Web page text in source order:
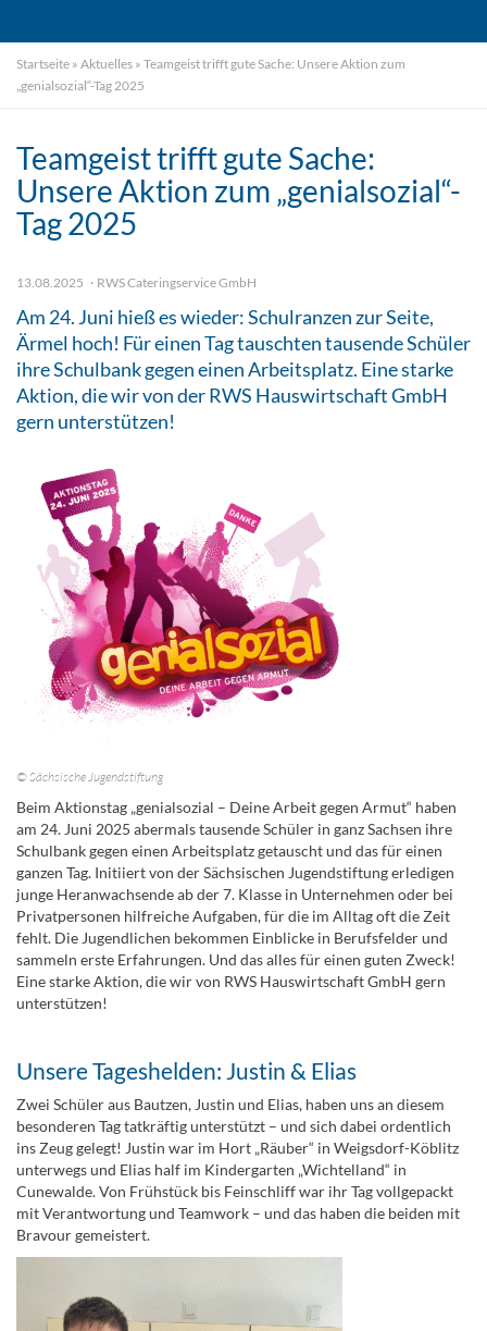
Startseite » Aktuelles » Teamgeist trifft gute Sache: Unsere Aktion zum
„genialsozial“-Tag 2025
Teamgeist trifft gute Sache:
Unsere Aktion zum „genialsozial“-
Tag 2025
13.08.2025 RWS Cateringservice GmbH
Am 24. Juni hieß es wieder: Schulranzen zur Seite,
Ärmel hoch! Für einen Tag tauschten tausende Schüler
ihre Schulbank gegen einen Arbeitsplatz. Eine starke
Aktion, die wir von der RWS Hauswirtschaft GmbH
gern unterstützen!
© Sächsische Jugendstiftung
Beim Aktionstag „genialsozial – Deine Arbeit gegen Armut“ haben
am 24. Juni 2025 abermals tausende Schüler in ganz Sachsen ihre
Schulbank gegen einen Arbeitsplatz getauscht und das für einen
ganzen Tag. Initiiert von der Sächsischen Jugendstiftung erledigen
junge Heranwachsende ab der 7. Klasse in Unternehmen oder bei
Privatpersonen hilfreiche Aufgaben, für die im Alltag oft die Zeit
fehlt. Die Jugendlichen bekommen Einblicke in Berufsfelder und
sammeln erste Erfahrungen. Und das alles für einen guten Zweck!
Eine starke Aktion, die wir von RWS Hauswirtschaft GmbH gern
unterstützen!
Unsere Tageshelden: Justin & Elias
Zwei Schüler aus Bautzen, Justin und Elias, haben uns an diesem
besonderen Tag tatkräftig unterstützt – und sich dabei ordentlich
ins Zeug gelegt! Justin war im Hort „Räuber“ in Weigsdorf-Köblitz
unterwegs und Elias half im Kindergarten „Wichtelland“ in
Cunewalde. Von Frühstück bis Feinschliff war ihr Tag vollgepackt
mit Verantwortung und Teamwork – und das haben die beiden mit
Bravour gemeistert.